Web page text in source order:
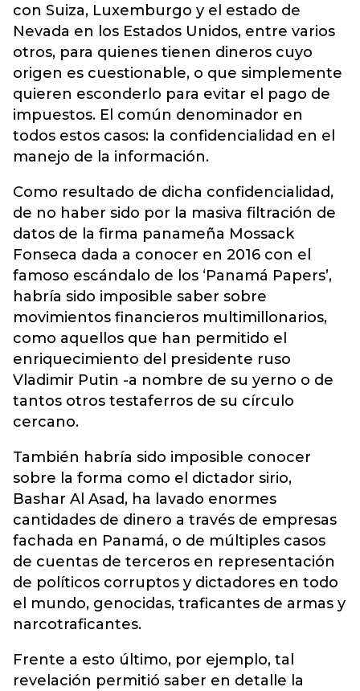
con Suiza, Luxemburgo y el estado de
Nevada en los Estados Unidos, entre varios
otros, para quienes tienen dineros cuyo
origen es cuestionable, o que simplemente
quieren esconderlo para evitar el pago de
impuestos. El común denominador en
todos estos casos: la confidencialidad en el
manejo de la información.
Como resultado de dicha confidencialidad,
de no haber sido por la masiva filtración de
datos de la firma panameña Mossack
Fonseca dada a conocer en 2016 con el
famoso escándalo de los ‘Panamá Papers’,
habría sido imposible saber sobre
movimientos financieros multimillonarios,
como aquellos que han permitido el
enriquecimiento del presidente ruso
Vladimir Putin -a nombre de su yerno o de
tantos otros testaferros de su círculo
cercano.
También habría sido imposible conocer
sobre la forma como el dictador sirio,
Bashar Al Asad, ha lavado enormes
cantidades de dinero a través de empresas
fachada en Panamá, o de múltiples casos
de cuentas de terceros en representación
de políticos corruptos y dictadores en todo
el mundo, genocidas, traficantes de armas y
narcotraficantes.
Frente a esto último, por ejemplo, tal
revelación permitió saber en detalle la